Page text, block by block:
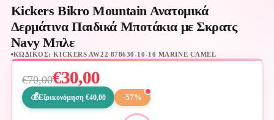
μόνο
20€
μεταφορικά!
📦
✨
Kickers Bikro Mountain Ανατομικά
Δερμάτινα Παιδικά Μποτάκια με Σκρατς
Navy Μπλε
ΚΩΔΙΚΌΣ: KICKERS AW22 878630-10-10 MARINE CAMEL
€70,00€30,00
Εξοικονόμηση €40,00 -57%